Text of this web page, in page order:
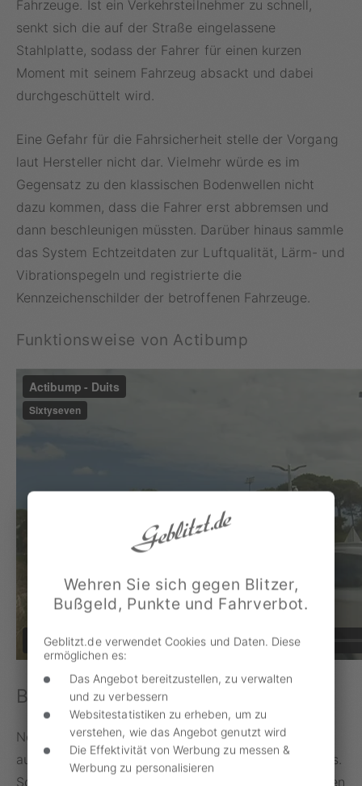
Fahrzeuge. Ist ein Verkehrsteilnehmer zu schnell,
senkt sich die auf der Straße eingelassene
Stahlplatte, sodass der Fahrer für einen kurzen
Moment mit seinem Fahrzeug absackt und dabei
durchgeschüttelt wird.
Eine Gefahr für die Fahrsicherheit stelle der Vorgang
laut Hersteller nicht dar. Vielmehr würde es im
Gegensatz zu den klassischen Bodenwellen nicht
dazu kommen, dass die Fahrer erst abbremsen und
dann beschleunigen müssten. Darüber hinaus sammle
das System Echtzeitdaten zur Luftqualität, Lärm- und
Vibrationspegeln und registrierte die
Kennzeichenschilder der betroffenen Fahrzeuge.
Funktionsweise von Actibump
Blitzer laut BdSt die bessere Wahl
Neben der kostspieligen Anschaffung ist der BdSt
auch nicht überzeugt von den Vorteilen des Systems.
So komme die Fallgrube lediglich einer erzieherischen
Wehren Sie sich gegen Blitzer,
Bußgeld, Punkte und Fahrverbot.
Geblitzt.de verwendet Cookies und Daten. Diese
ermöglichen es:
Das Angebot bereitzustellen, zu verwalten
und zu verbessern
Websitestatistiken zu erheben, um zu
verstehen, wie das Angebot genutzt wird
Die Effektivität von Werbung zu messen &
Werbung zu personalisieren